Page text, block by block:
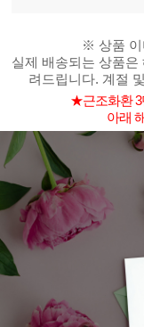
※ 상품 이
실제 배송되는 상품
려드립니다. 계절
★근조화환 3
아래